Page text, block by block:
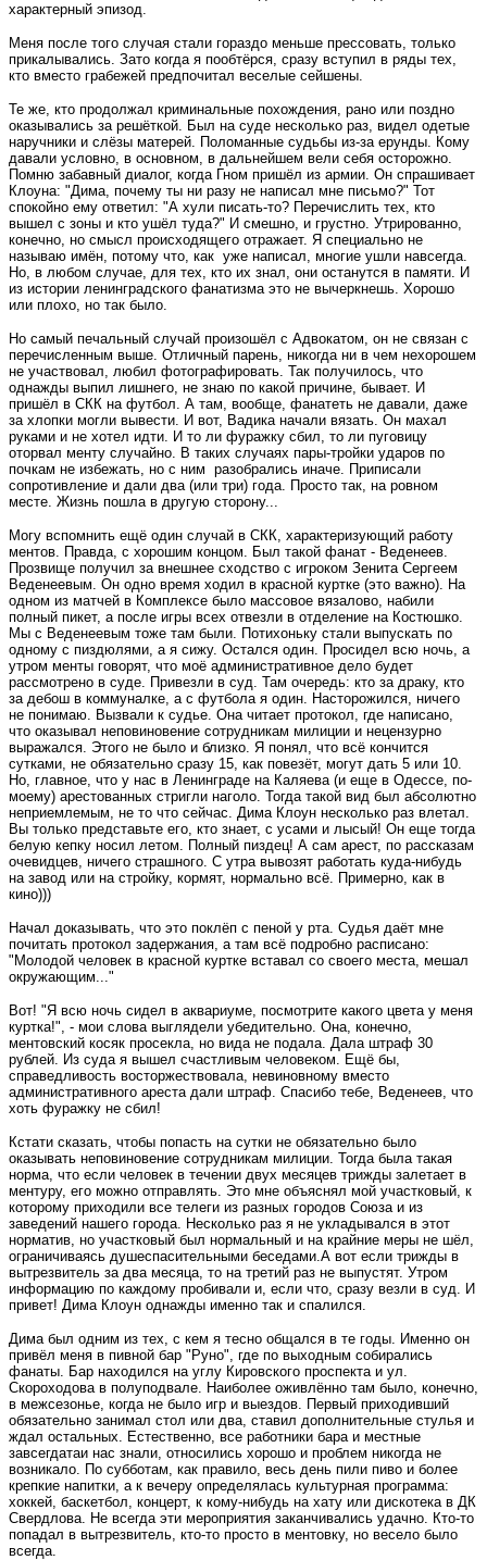
характерный эпизод.
Меня после того случая стали гораздо меньше прессовать, только
прикалывались. Зато когда я пообтёрся, сразу вступил в ряды тех,
кто вместо грабежей предпочитал веселые сейшены.
Те же, кто продолжал криминальные похождения, рано или поздно
оказывались за решёткой. Был на суде несколько раз, видел одетые
наручники и слёзы матерей. Поломанные судьбы из-за ерунды. Кому
давали условно, в основном, в дальнейшем вели себя осторожно.
Помню забавный диалог, когда Гном пришёл из армии. Он спрашивает
Клоуна: "Дима, почему ты ни разу не написал мне письмо?" Тот
спокойно ему ответил: "А хули писать-то? Перечислить тех, кто
вышел с зоны и кто ушёл туда?" И смешно, и грустно. Утрированно,
конечно, но смысл происходящего отражает. Я специально не
называю имён, потому что, как уже написал, многие ушли навсегда.
Но, в любом случае, для тех, кто их знал, они останутся в памяти. И
из истории ленинградского фанатизма это не вычеркнешь. Хорошо
или плохо, но так было.
Но самый печальный случай произошёл с Адвокатом, он не связан с
перечисленным выше. Отличный парень, никогда ни в чем нехорошем
не участвовал, любил фотографировать. Так получилось, что
однажды выпил лишнего, не знаю по какой причине, бывает. И
пришёл в СКК на футбол. А там, вообще, фанатеть не давали, даже
за хлопки могли вывести. И вот, Вадика начали вязать. Он махал
руками и не хотел идти. И то ли фуражку сбил, то ли пуговицу
оторвал менту случайно. В таких случаях пары-тройки ударов по
почкам не избежать, но с ним разобрались иначе. Приписали
сопротивление и дали два (или три) года. Просто так, на ровном
месте. Жизнь пошла в другую сторону...
Могу вспомнить ещё один случай в СКК, характеризующий работу
ментов. Правда, с хорошим концом. Был такой фанат - Веденеев.
Прозвище получил за внешнее сходство с игроком Зенита Сергеем
Веденеевым. Он одно время ходил в красной куртке (это важно). На
одном из матчей в Комплексе было массовое вязалово, набили
полный пикет, а после игры всех отвезли в отделение на Костюшко.
Мы с Веденеевым тоже там были. Потихоньку стали выпускать по
одному с пиздюлями, а я сижу. Остался один. Просидел всю ночь, а
утром менты говорят, что моё административное дело будет
рассмотрено в суде. Привезли в суд. Там очередь: кто за драку, кто
за дебош в коммуналке, а с футбола я один. Насторожился, ничего
не понимаю. Вызвали к судье. Она читает протокол, где написано,
что оказывал неповиновение сотрудникам милиции и нецензурно
выражался. Этого не было и близко. Я понял, что всё кончится
сутками, не обязательно сразу 15, как повезёт, могут дать 5 или 10.
Но, главное, что у нас в Ленинграде на Каляева (и еще в Одессе, по-
моему) арестованных стригли наголо. Тогда такой вид был абсолютно
неприемлемым, не то что сейчас. Дима Клоун несколько раз влетал.
Вы только представьте его, кто знает, с усами и лысый! Он еще тогда
белую кепку носил летом. Полный пиздец! А сам арест, по рассказам
очевидцев, ничего страшного. С утра вывозят работать куда-нибудь
на завод или на стройку, кормят, нормально всё. Примерно, как в
кино)))
Начал доказывать, что это поклёп с пеной у рта. Судья даёт мне
почитать протокол задержания, а там всё подробно расписано:
"Молодой человек в красной куртке вставал со своего места, мешал
окружающим..."
Вот! "Я всю ночь сидел в аквариуме, посмотрите какого цвета у меня
куртка!", - мои слова выглядели убедительно. Она, конечно,
ментовский косяк просекла, но вида не подала. Дала штраф 30
рублей. Из суда я вышел счастливым человеком. Ещё бы,
справедливость восторжествовала, невиновному вместо
административного ареста дали штраф. Спасибо тебе, Веденеев, что
хоть фуражку не сбил!
Кстати сказать, чтобы попасть на сутки не обязательно было
оказывать неповиновение сотрудникам милиции. Тогда была такая
норма, что если человек в течении двух месяцев трижды залетает в
ментуру, его можно отправлять. Это мне объяснял мой участковый, к
которому приходили все телеги из разных городов Союза и из
заведений нашего города. Несколько раз я не укладывался в этот
норматив, но участковый был нормальный и на крайние меры не шёл,
ограничиваясь душеспасительными беседами.А вот если трижды в
вытрезвитель за два месяца, то на третий раз не выпустят. Утром
информацию по каждому пробивали и, если что, сразу везли в суд. И
привет! Дима Клоун однажды именно так и спалился.
Дима был одним из тех, с кем я тесно общался в те годы. Именно он
привёл меня в пивной бар "Руно", где по выходным собирались
фанаты. Бар находился на углу Кировского проспекта и ул.
Скороходова в полуподвале. Наиболее оживлённо там было, конечно,
в межсезонье, когда не было игр и выездов. Первый приходивший
обязательно занимал стол или два, ставил дополнительные стулья и
ждал остальных. Естественно, все работники бара и местные
завсегдатаи нас знали, относились хорошо и проблем никогда не
возникало. По субботам, как правило, весь день пили пиво и более
крепкие напитки, а к вечеру определялась культурная программа:
хоккей, баскетбол, концерт, к кому-нибудь на хату или дискотека в ДК
Свердлова. Не всегда эти мероприятия заканчивались удачно. Кто-то
попадал в вытрезвитель, кто-то просто в ментовку, но весело было
всегда.